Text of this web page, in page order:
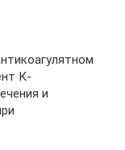
К-
и